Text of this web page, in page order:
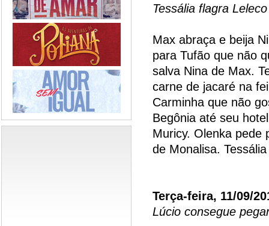
Tessália flagra
Max abraça e beija
para Tufão que não
salva Nina de Max.
carne de jacaré na
Carminha que não
Begônia até seu
Muricy. Olenka pede
de Monalisa.
Terça-feira, 11/09/
Lúcio consegue